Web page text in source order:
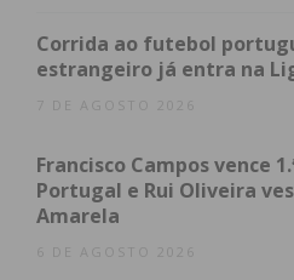
Recorde-se que Paulo
da Comissão Política de
Partido Socialista outubro
Subscreva a
Corrida ao futebol
estrangeiro já entra na
7 DE AGOSTO 2026
Francisco Campos vence
Portugal e Rui Oliveira
Amarela
6 DE AGOSTO 2026